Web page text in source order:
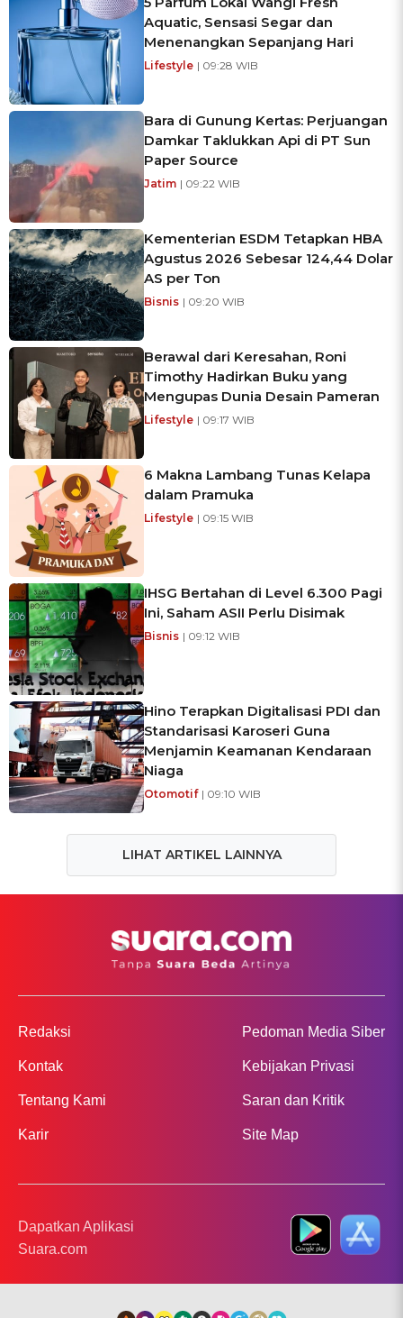
Aquatic, Sensasi Segar dan
Menenangkan Sepanjang Hari
Lifestyle | 09:28 WIB
Bara di Gunung Kertas: Perjuangan
Damkar Taklukkan Api di PT Sun
Paper Source
Jatim | 09:22 WIB
Kementerian ESDM Tetapkan HBA
Agustus 2026 Sebesar 124,44 Dolar
AS per Ton
Bisnis | 09:20 WIB
Berawal dari Keresahan, Roni
Timothy Hadirkan Buku yang
Mengupas Dunia Desain Pameran
Lifestyle | 09:17 WIB
6 Makna Lambang Tunas Kelapa
dalam Pramuka
Lifestyle | 09:15 WIB
IHSG Bertahan di Level 6.300 Pagi
Ini, Saham ASII Perlu Disimak
Bisnis | 09:12 WIB
Hino Terapkan Digitalisasi PDI dan
Standarisasi Karoseri Guna
Menjamin Keamanan Kendaraan
Niaga
Otomotif | 09:10 WIB
LIHAT ARTIKEL LAINNYA
Redaksi
Kontak
Tentang Kami
Karir
Pedoman Media Siber
Kebijakan Privasi
Saran dan Kritik
Site Map
Dapatkan Aplikasi
Suara.com